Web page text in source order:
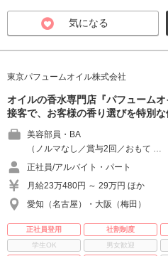
気になる
東京パフュームオイル株式会社
オイルの香水専門店『パフューム
接客で、お客様の香り選びを特別な
美容部員・BA
（ノルマなし／賞与2回／おもて …
正社員/アルバイト・パート
月給23万480円 ～ 29万円 ほか
愛知（名古屋）・大阪（梅田）
正社員登用 社割制度
学生OK
男女歓迎